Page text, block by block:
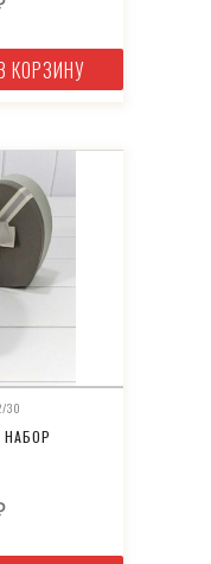
КОРЗИНУ
30